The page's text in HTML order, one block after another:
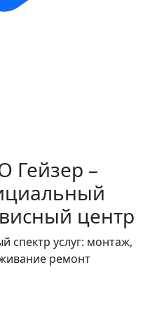
Гейзер –
центр
спектр услуг: монтаж,
ремонт